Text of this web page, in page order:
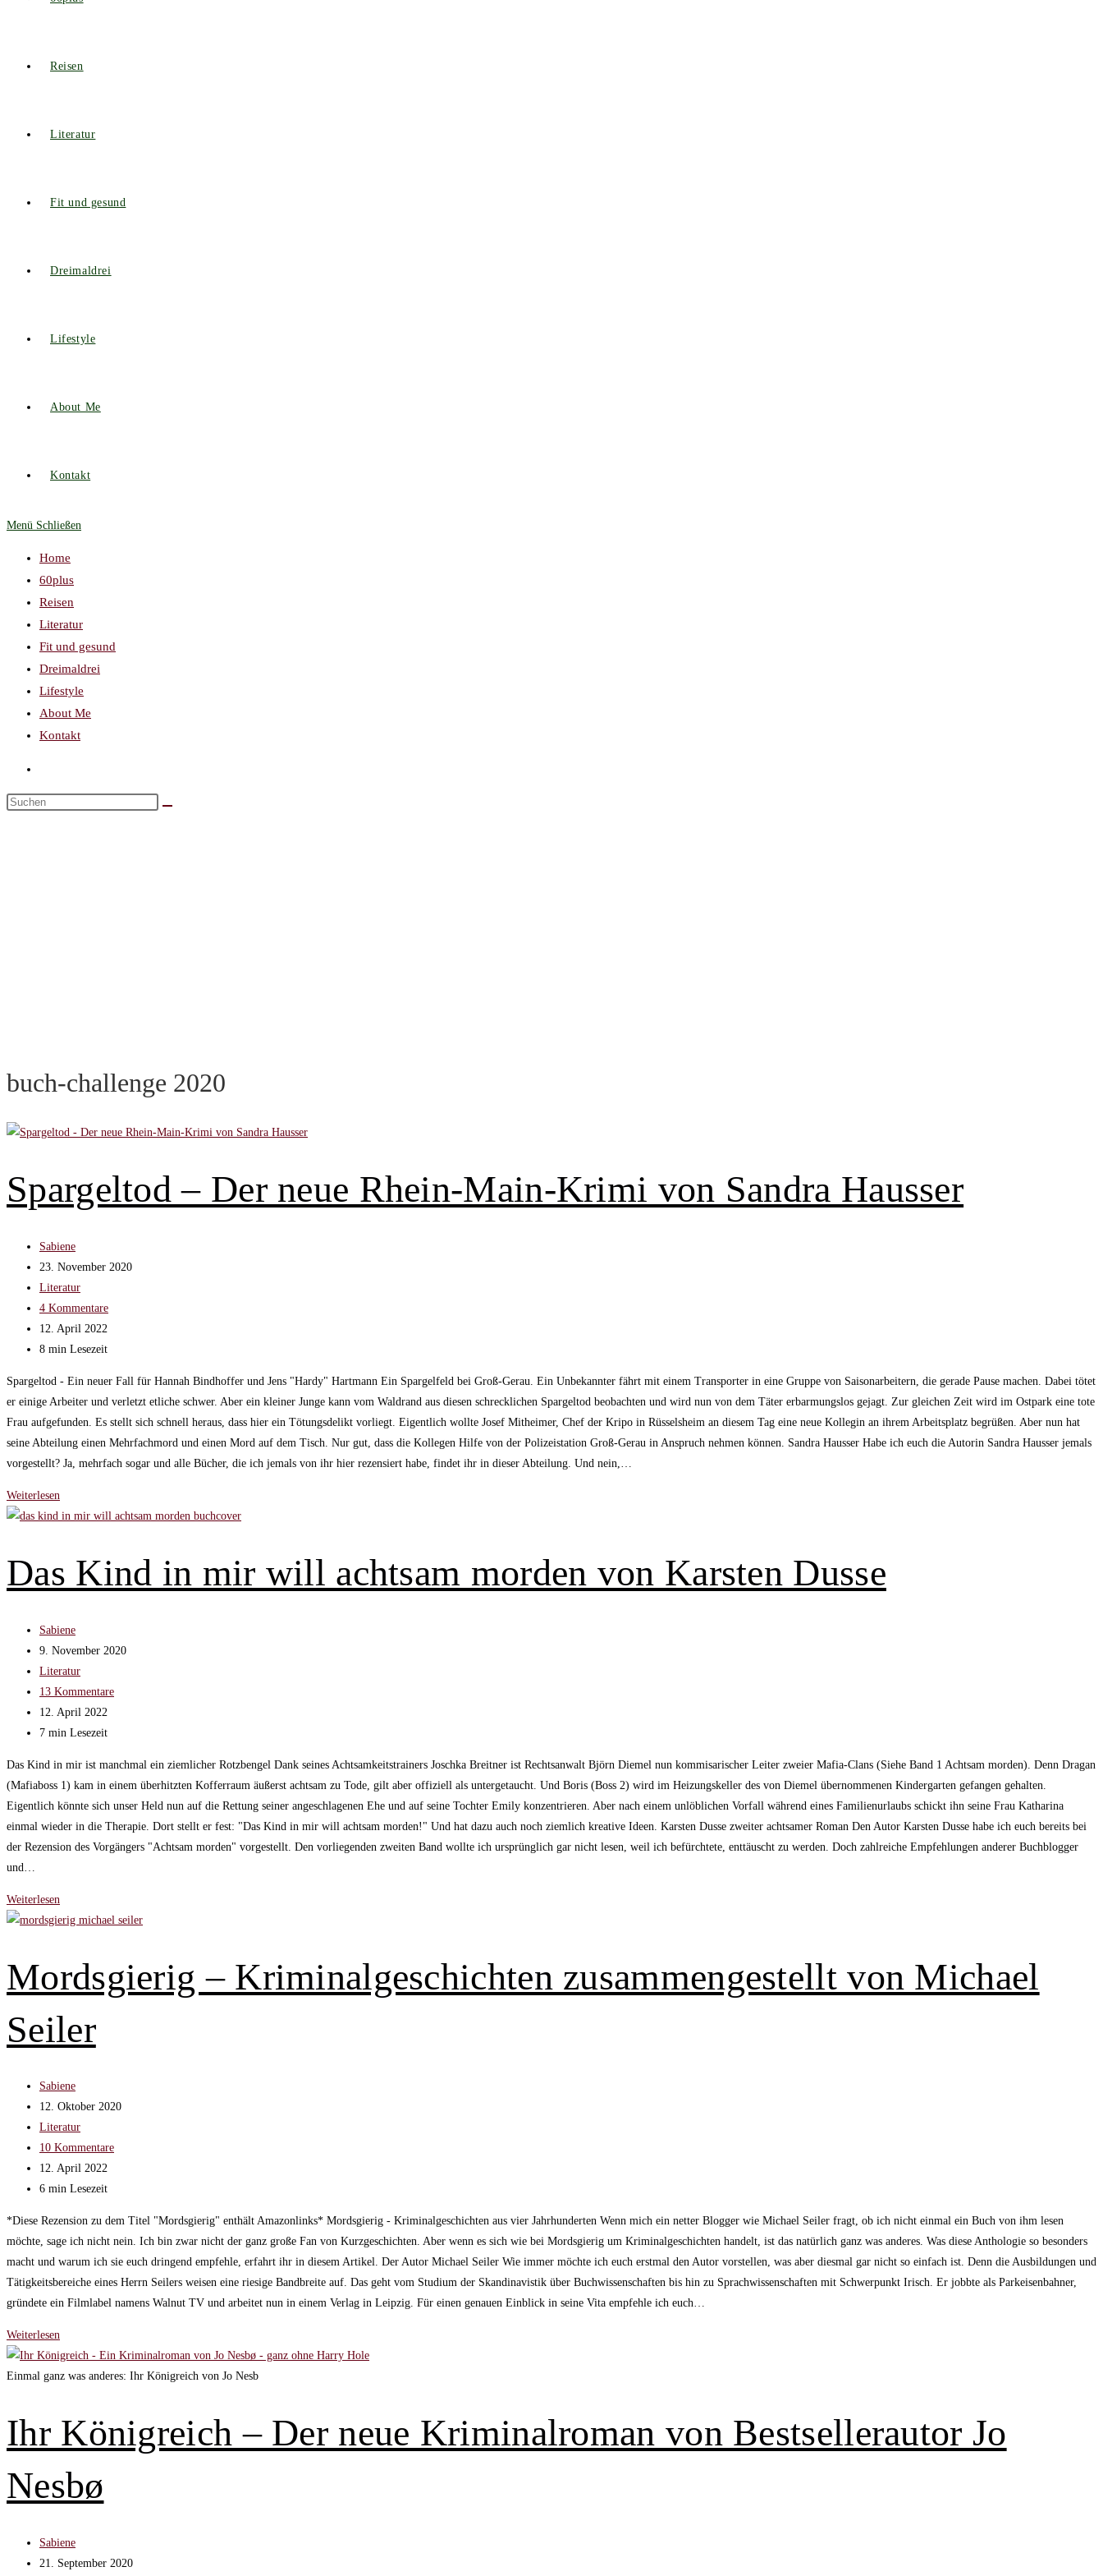
Reisen
Literatur
Fit und gesund
Dreimaldrei
Lifestyle
About Me
Kontakt
Menü Schließen
Home
60plus
Reisen
Literatur
Fit und gesund
Dreimaldrei
Lifestyle
About Me
Kontakt
buch-challenge 2020
Spargeltod – Der neue Rhein-Main-Krimi von Sandra Hausser
Beitrags-
Autor:
Sabiene
Beitrag
veröffentlicht:
23. November 2020
Beitrags-
Kategorie:
Literatur
Beitrags-
Kommentare:
4 Kommentare
Beitrag
zuletzt
12. April 2022
Lesedauer:
8 min Lesezeit
Spargeltod - Ein neuer Fall für Hannah Bindhoffer und Jens "Hardy" Hartmann Ein Spargelfeld bei Groß-Gerau. Ein Unbekannter fährt mit einem Transporter in eine Gruppe von Saisonarbeitern, die gerade Pause machen. Dabei tötet
er einige Arbeiter und verletzt etliche schwer. Aber ein kleiner Junge kann vom Waldrand aus diesen schrecklichen Spargeltod beobachten und wird nun von dem Täter erbarmungslos gejagt. Zur gleichen Zeit wird im Ostpark eine tote
Frau aufgefunden. Es stellt sich schnell heraus, dass hier ein Tötungsdelikt vorliegt. Eigentlich wollte Josef Mitheimer, Chef der Kripo in Rüsselsheim an diesem Tag eine neue Kollegin an ihrem Arbeitsplatz begrüßen. Aber nun hat
seine Abteilung einen Mehrfachmord und einen Mord auf dem Tisch. Nur gut, dass die Kollegen Hilfe von der Polizeistation Groß-Gerau in Anspruch nehmen können. Sandra Hausser Habe ich euch die Autorin Sandra Hausser jemals
vorgestellt? Ja, mehrfach sogar und alle Bücher, die ich jemals von ihr hier rezensiert habe, findet ihr in dieser Abteilung. Und nein,…
Weiterlesen
–
Rhein-
von
Hausser
Das Kind in mir will achtsam morden von Karsten Dusse
Beitrags-
Autor:
Sabiene
Beitrag
veröffentlicht:
9. November 2020
Beitrags-
Kategorie:
Literatur
Beitrags-
Kommentare:
13 Kommentare
Beitrag
zuletzt
am:
12. April 2022
Lesedauer:
7 min Lesezeit
Das Kind in mir ist manchmal ein ziemlicher Rotzbengel Dank seines Achtsamkeitstrainers Joschka Breitner ist Rechtsanwalt Björn Diemel nun kommisarischer Leiter zweier Mafia-Clans (Siehe Band 1 Achtsam morden). Denn Dragan
(Mafiaboss 1) kam in einem überhitzten Kofferraum äußerst achtsam zu Tode, gilt aber offiziell als untergetaucht. Und Boris (Boss 2) wird im Heizungskeller des von Diemel übernommenen Kindergarten gefangen gehalten.
Eigentlich könnte sich unser Held nun auf die Rettung seiner angeschlagenen Ehe und auf seine Tochter Emily konzentrieren. Aber nach einem unlöblichen Vorfall während eines Familienurlaubs schickt ihn seine Frau Katharina
einmal wieder in die Therapie. Dort stellt er fest: "Das Kind in mir will achtsam morden!" Und hat dazu auch noch ziemlich kreative Ideen. Karsten Dusse zweiter achtsamer Roman Den Autor Karsten Dusse habe ich euch bereits bei
der Rezension des Vorgängers "Achtsam morden" vorgestellt. Den vorliegenden zweiten Band wollte ich ursprünglich gar nicht lesen, weil ich befürchtete, enttäuscht zu werden. Doch zahlreiche Empfehlungen anderer Buchblogger
und…
Weiterlesen
Kind
will
morden
von
Dusse
Mordsgierig – Kriminalgeschichten zusammengestellt von Michael
Seiler
Beitrags-
Autor:
Sabiene
Beitrag
veröffentlicht:
12. Oktober 2020
Beitrags-
Kategorie:
Literatur
Beitrags-
Kommentare:
10 Kommentare
Beitrag
zuletzt
12. April 2022
Lesedauer:
6 min Lesezeit
*Diese Rezension zu dem Titel "Mordsgierig" enthält Amazonlinks* Mordsgierig - Kriminalgeschichten aus vier Jahrhunderten Wenn mich ein netter Blogger wie Michael Seiler fragt, ob ich nicht einmal ein Buch von ihm lesen
möchte, sage ich nicht nein. Ich bin zwar nicht der ganz große Fan von Kurzgeschichten. Aber wenn es sich wie bei Mordsgierig um Kriminalgeschichten handelt, ist das natürlich ganz was anderes. Was diese Anthologie so besonders
macht und warum ich sie euch dringend empfehle, erfahrt ihr in diesem Artikel. Der Autor Michael Seiler Wie immer möchte ich euch erstmal den Autor vorstellen, was aber diesmal gar nicht so einfach ist. Denn die Ausbildungen und
Tätigkeitsbereiche eines Herrn Seilers weisen eine riesige Bandbreite auf. Das geht vom Studium der Skandinavistik über Buchwissenschaften bis hin zu Sprachwissenschaften mit Schwerpunkt Irisch. Er jobbte als Parkeisenbahner,
gründete ein Filmlabel namens Walnut TV und arbeitet nun in einem Verlag in Leipzig. Für einen genauen Einblick in seine Vita empfehle ich euch…
Weiterlesen
–
Kriminalgeschichten
Michael
Einmal ganz was anderes: Ihr Königreich von Jo Nesb
Ihr Königreich – Der neue Kriminalroman von Bestsellerautor Jo
Nesbø
Beitrags-
Autor:
Sabiene
Beitrag
21. September 2020